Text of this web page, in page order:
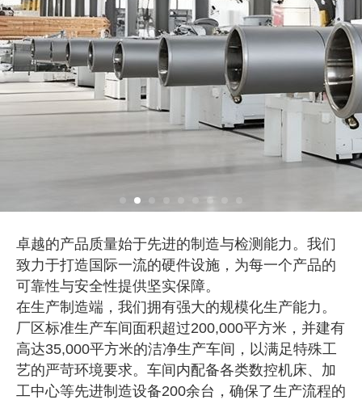
卓越的产品质量始于先进的制造与检测能力。我们
致力于打造国际一流的硬件设施，为每一个产品的
可靠性与安全性提供坚实保障。
在生产制造端，我们拥有强大的规模化生产能力。
厂区标准生产车间面积超过200,000平方米，并建有
高达35,000平方米的洁净生产车间，以满足特殊工
艺的严苛环境要求。车间内配备各类数控机床、加
工中心等先进制造设备200余台，确保了生产流程的